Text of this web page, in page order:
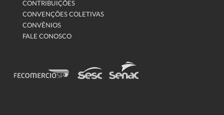
CONTRIBUIÇÕES
CONVENÇÕES COLETIVAS
CONVÊNIOS
FALE CONOSCO